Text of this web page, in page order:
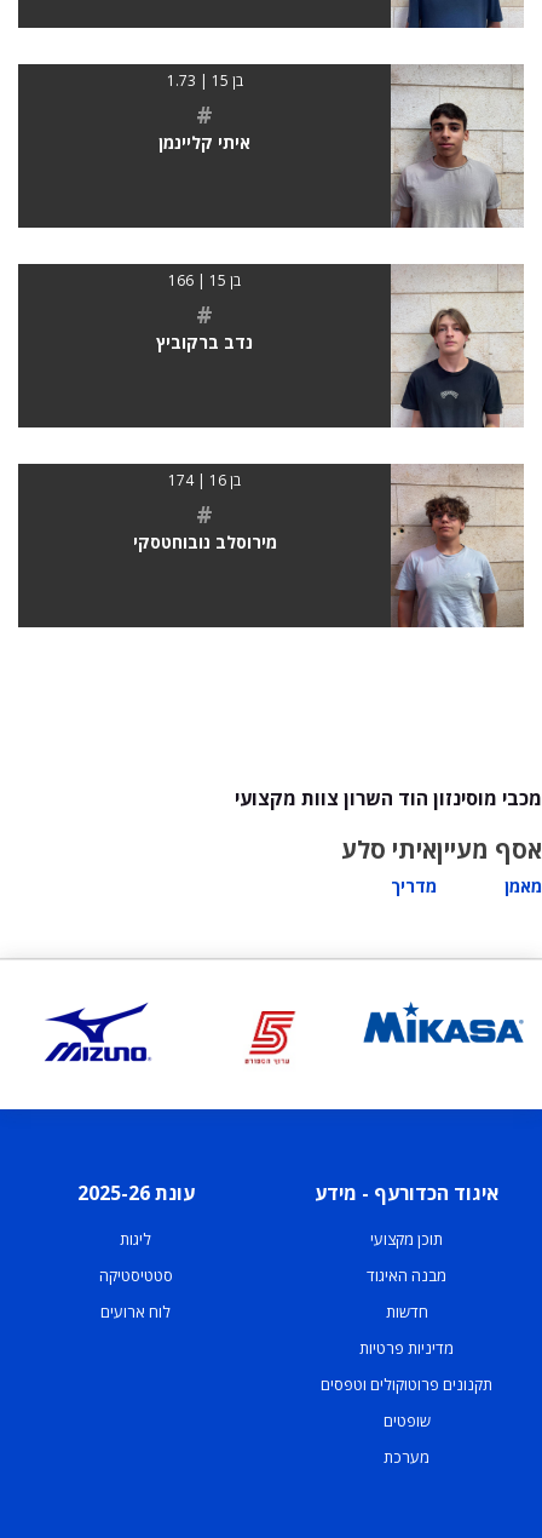
בן 15 | 1.73
#
איתי קליינמן
בן 15 | 166
#
נדב ברקוביץ
בן 16 | 174
#
מירוסלב נובוחטסקי
מכבי מוסינזון הוד השרון צוות מקצועי
אסף מעיין
מאמן
איתי סלע
מדריך
איגוד הכדורעף - מידע
תוכן מקצועי
מבנה האיגוד
חדשות
מדיניות פרטיות
תקנונים פרוטוקולים וטפסים
שופטים
מערכת
עונת 2025-26
ליגות
סטטיסטיקה
לוח ארועים